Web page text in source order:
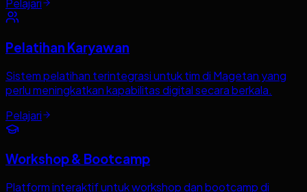
Pelajari
Pelatihan Karyawan
Sistem pelatihan terintegrasi untuk tim di Magetan yang
perlu meningkatkan kapabilitas digital secara berkala.
Pelajari
Workshop & Bootcamp
Platform interaktif untuk workshop dan bootcamp di